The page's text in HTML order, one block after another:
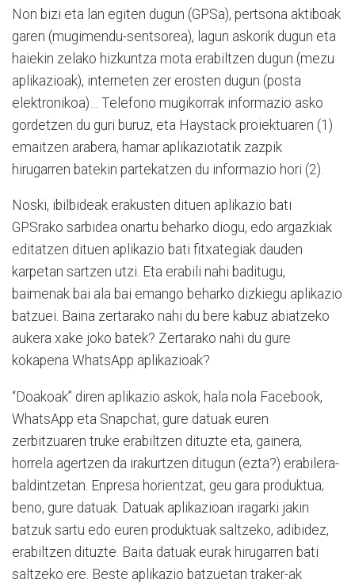
Non bizi eta lan egiten dugun (GPSa), pertsona aktiboak
garen (mugimendu-sentsorea), lagun askorik dugun eta
haiekin zelako hizkuntza mota erabiltzen dugun (mezu
aplikazioak), interneten zer erosten dugun (posta
elektronikoa)… Telefono mugikorrak informazio asko
gor­detzen du guri buruz, eta Haystack proiektuaren (1)
emaitzen arabera, hamar aplikaziotatik zazpik
hirugarren batekin partekatzen du informazio hori (2).
Noski, ibilbideak erakusten dituen aplikazio bati
GPSrako sarbidea onartu beharko diogu, edo argazkiak
editatzen dituen aplikazio bati fitxategiak dauden
karpetan sartzen utzi. Eta erabili nahi ba­ditugu,
baimenak bai ala bai emango be­harko dizkiegu aplikazio
batzuei. Baina zertarako nahi du bere kabuz abiatzeko
aukera xake joko batek? Zertarako nahi du gure
kokapena WhatsApp aplikazioak?
“Doakoak” diren aplikazio askok, hala nola Facebook,
WhatsApp eta Snapchat, gure datuak euren
zerbitzuaren truke erabiltzen dituzte eta, gainera,
horrela agertzen da irakurtzen ditugun (ezta?) erabilera-
baldintzetan. Enpresa horientzat, geu gara produktua;
beno, gure datuak. Datuak aplikazioan iragarki jakin
batzuk sartu edo euren produktuak saltzeko, adibidez,
erabiltzen dituzte. Baita datuak eurak hirugarren bati
saltzeko ere. Beste aplikazio batzuetan traker-ak